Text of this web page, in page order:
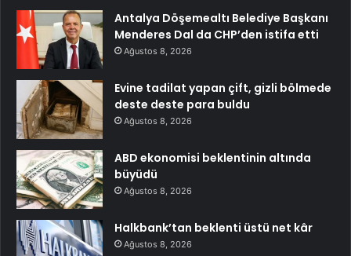
Antalya Döşemealtı Belediye Başkanı
Menderes Dal da CHP’den istifa etti
Ağustos 8, 2026
Evine tadilat yapan çift, gizli bölmede
deste deste para buldu
Ağustos 8, 2026
ABD ekonomisi beklentinin altında
büyüdü
Ağustos 8, 2026
Halkbank’tan beklenti üstü net kâr
Ağustos 8, 2026